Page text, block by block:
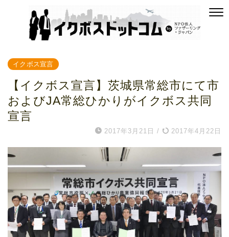
イクボス宣言
【イクボス宣言】茨城県常総市にて市
およびJA常総ひかりがイクボス共同
宣言
2017年3月21日 / 2017年4月22日